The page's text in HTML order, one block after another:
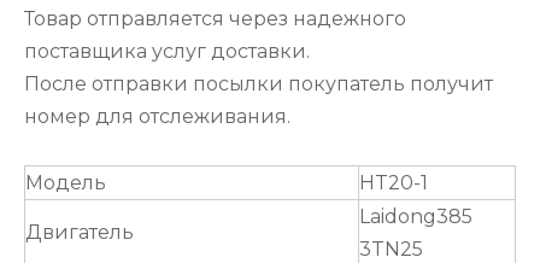
Товар отправляется через надежного
поставщика услуг доставки.
После отправки посылки покупатель получит
номер для отслеживания.
Модель HT20-1
Двигатель
Laidong385
3TN25